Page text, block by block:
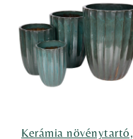
Kerámia növénytartó,